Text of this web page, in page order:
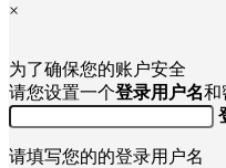
×
为了确保您的账户安全
请您设置一个登录用户名和
请填写您的的登录用户名